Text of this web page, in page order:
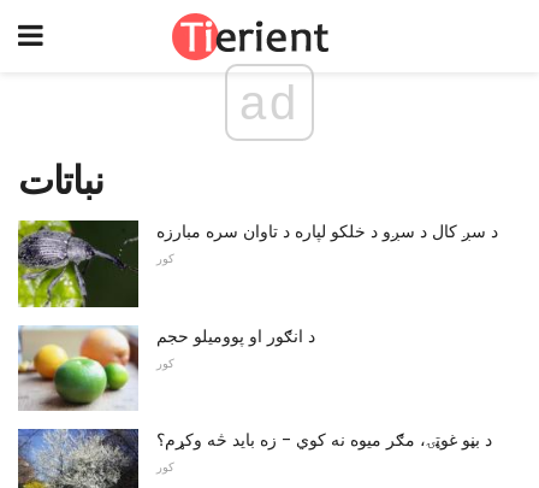
ad
نباتات
د سږ کال د سږو د خلکو لپاره د تاوان سره مبارزه
کور
د انګور او پوومیلو حجم
کور
د بڼو غوټۍ، مګر میوه نه کوي - زه باید څه وکړم؟
کور